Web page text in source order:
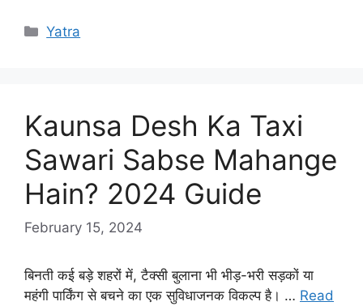
Categories
Yatra
Kaunsa Desh Ka Taxi
Sawari Sabse Mahange
Hain? 2024 Guide
February 15, 2024
बिनती कई बड़े शहरों में, टैक्सी बुलाना भी भीड़-भरी सड़कों या
महंगी पार्किंग से बचने का एक सुविधाजनक विकल्प है। … Read